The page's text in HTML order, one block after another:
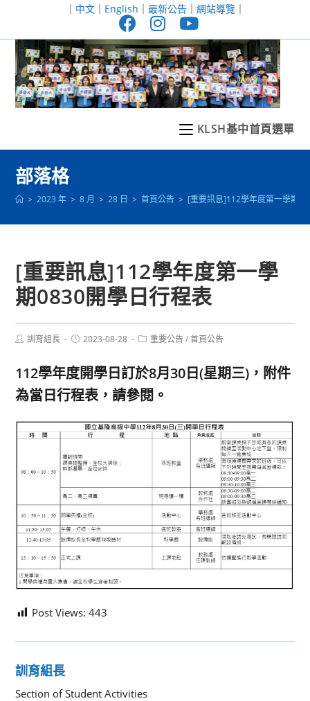
至
｜ 中文｜ English ｜ 最新公告｜ 網站導覽｜
KLSH基中首頁選單
部落格
> 2023 年 > 8 月 > 28 日 > 首頁公告 > [重要訊息]112學年度第一學期
[重要訊息]112學年度第一學
期0830開學日行程表
Post訓育組長
Post2023-08-28
Post重要公告 / 首頁公告
112學年度開學日訂於8月30日(星期三)，附件
為當日行程表，請參閱。
Post Views: 443
訓育組長
Section of Student Activities